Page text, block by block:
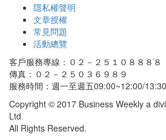
隱私權聲明
文章授權
常見問題
活動總覽
客戶服務專線：０２－２５１０８８８８
傳真：０２－２５０３６９８９
服務時間：週一至週五09:00~12:00/
Copyright © 2017 Business Weekly a
Ltd
All Rights Reserved.